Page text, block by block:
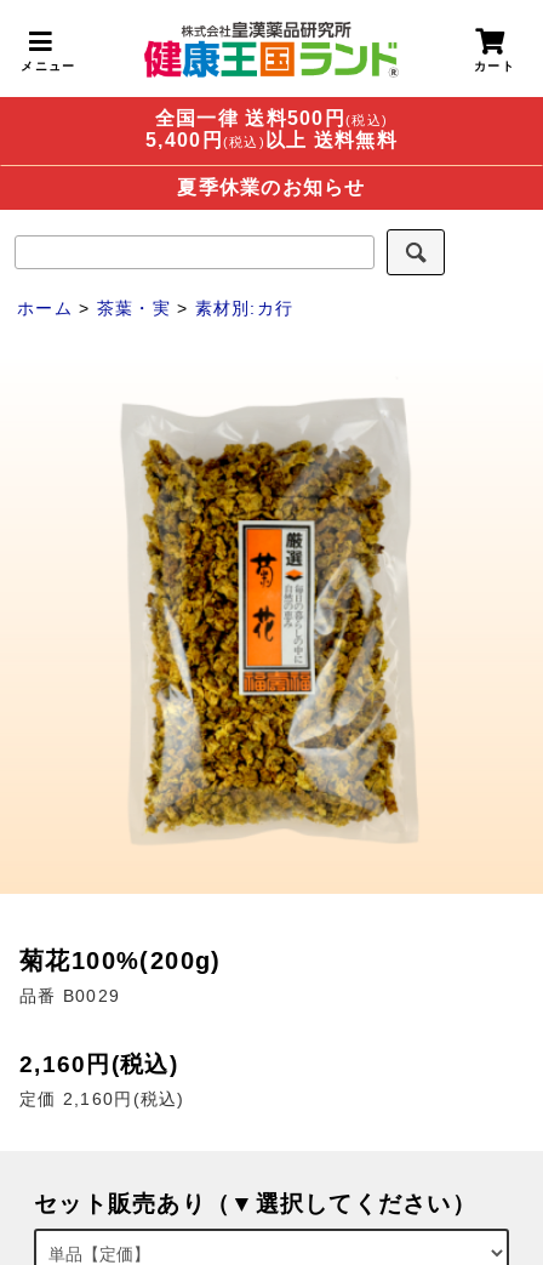
全国一律 送料500円 (税込)
5,400円 (税込) 以上 送料無料
夏季休業のお知らせ
ホーム > 茶葉・実 > 素材別:カ行
菊花100%(200g)
品番 B0029
2,160円(税込)
定価 2,160円(税込)
セット販売あり（▼選択してください）